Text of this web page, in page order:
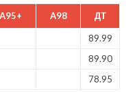
A95+ A98 ДТ
89.99
89.90
78.95